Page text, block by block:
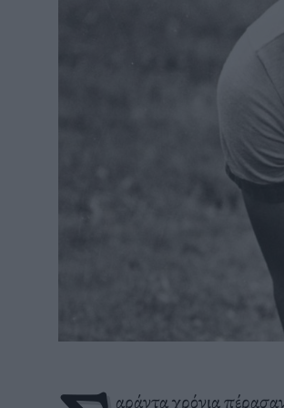
αράντα χρόνια